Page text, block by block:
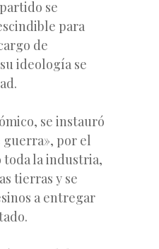
se
para
de
ideología se
se instauró
guerra», por el
toda la industria,
tierras y se
a entregar